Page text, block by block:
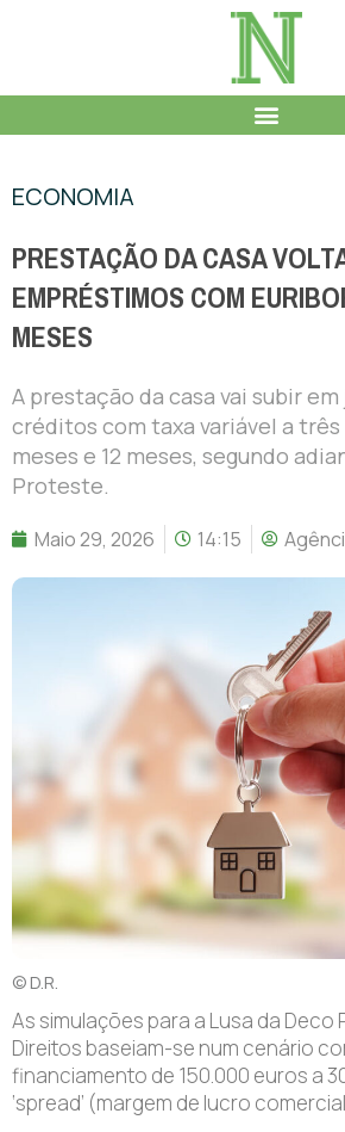
ECONOMIA
PRESTAÇÃO DA CASA
EMPRÉSTIMOS COM
MESES
A prestação da casa vai subir
créditos com taxa variável a três
meses e 12 meses, segundo
Proteste.
Maio 29, 2026 14:15
© D.R.
As simulações para a Lusa da
Direitos baseiam-se num cenário
financiamento de 150.000 euros a
‘spread’ (margem de lucro